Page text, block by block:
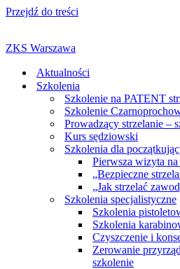
Przejdź do treści
ZKS Warszawa
Aktualności
Szkolenia
Szkolenie na PATENT
Szkolenie
Prowadzący strzelanie –
Kurs sędziowski
Szkolenia dla
Pierwsza wizyta
„Bezpieczne
„Jak strzelać
Szkolenia specjalistyczne
Szkolenia
Szkolenia
Czyszczenie i
Zerowanie
szkolenie